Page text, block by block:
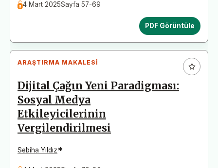
4 Mart 2025Sayfa 57-69
PDF Görüntüle
ARAŞTIRMA MAKALESI
Dijital Çağın Yeni Paradigması:
Sosyal Medya
Etkileyicilerinin
Vergilendirilmesi
Sebiha Yıldız*